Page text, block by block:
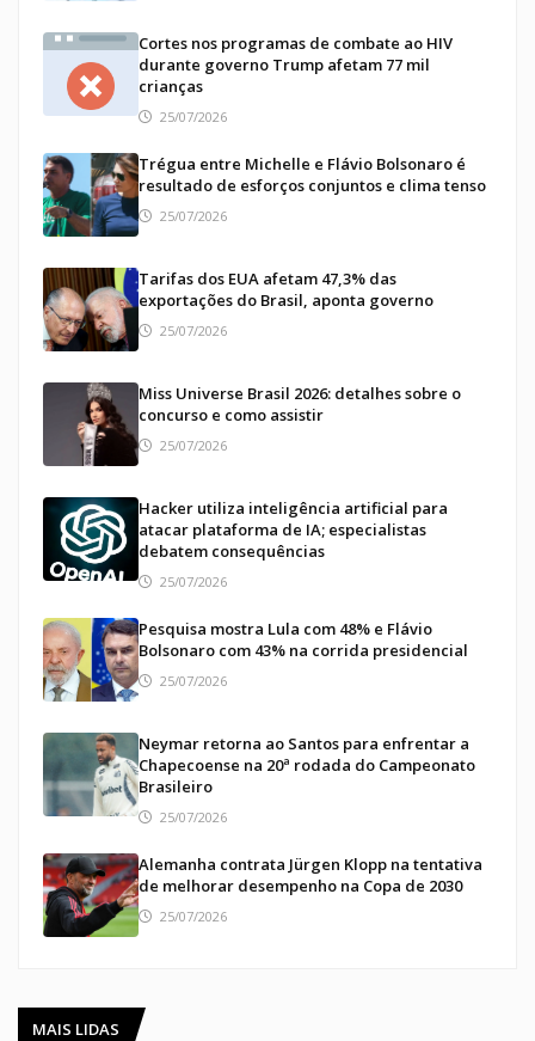
Cortes nos programas de combate ao HIV
durante governo Trump afetam 77 mil
crianças
25/07/2026
Trégua entre Michelle e Flávio Bolsonaro é
resultado de esforços conjuntos e clima tenso
25/07/2026
Tarifas dos EUA afetam 47,3% das
exportações do Brasil, aponta governo
25/07/2026
Miss Universe Brasil 2026: detalhes sobre o
concurso e como assistir
25/07/2026
Hacker utiliza inteligência artificial para
atacar plataforma de IA; especialistas
debatem consequências
25/07/2026
Pesquisa mostra Lula com 48% e Flávio
Bolsonaro com 43% na corrida presidencial
25/07/2026
Neymar retorna ao Santos para enfrentar a
Chapecoense na 20ª rodada do Campeonato
Brasileiro
25/07/2026
Alemanha contrata Jürgen Klopp na tentativa
de melhorar desempenho na Copa de 2030
25/07/2026
MAIS LIDAS